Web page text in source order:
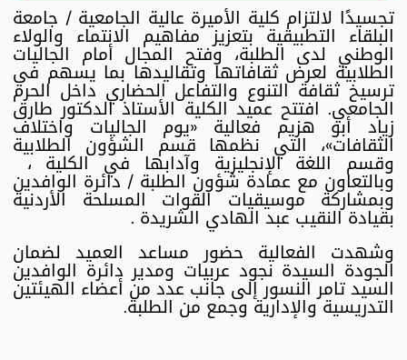
تجسيدًا لالتزام كلية الأميرة عالية الجامعية / جامعة
البلقاء التطبيقية بتعزيز مفاهيم الانتماء والولاء
الوطني لدى الطلبة، وفتح المجال أمام الجاليات
الطلابية لعرض ثقافاتها وتقاليدها بما يسهم في
ترسيخ ثقافة التنوع والتفاعل الحضاري داخل الحرم
الجامعي. افتتح عميد الكلية الأستاذ الدكتور طارق
زياد أبو هزيم فعالية «يوم الجاليات واختلاف
الثقافات»، التي نظمها قسم الشؤون الطلابية
وقسم اللغة الإنجليزية وآدابها في الكلية ،
وبالتعاون مع عمادة شؤون الطلبة / دائرة الوافدين
وبمشاركة موسيقيات القوات المسلحة الأردنية
بقيادة النقيب عبد الهادي الشريدة .
وشهدت الفعالية حضور مساعد العميد لضمان
الجودة السيدة نجود عربيات ومدير دائرة الوافدين
السيد تامر النسور إلى جانب عدد من أعضاء الهيئتين
التدريسية والإدارية وجمع من الطلبة.